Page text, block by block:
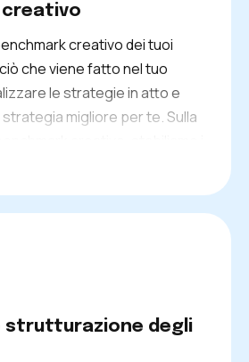
creativo
creativo dei tuoi
che viene fatto nel tuo
le strategie in atto e
migliore per te. Sulla
seguire per i tuoi annunci.
strutturazione degli